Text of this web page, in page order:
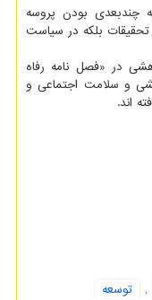
چندبعدی بودن پروسه
تحقیقات بلکه در سیاست
در «فصل نامه رفاه
و سلامت اجتماعی و
اند.
,
توسعه